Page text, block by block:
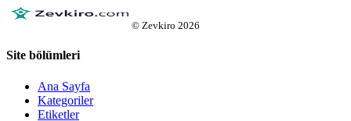
© Zevkiro 2026
Site bölümleri
Ana Sayfa
Kategoriler
Etiketler